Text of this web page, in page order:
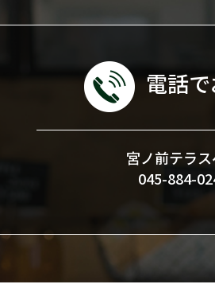
電話
宮ノ前テラ
045-884-